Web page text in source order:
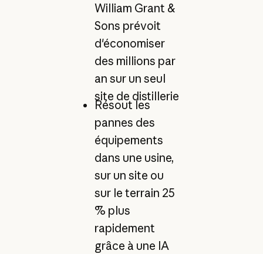
William Grant &
Sons prévoit
d'économiser
des millions par
an sur un seul
site de distillerie
Résout les
pannes des
équipements
dans une usine,
sur un site ou
sur le terrain 25
% plus
rapidement
grâce à une IA